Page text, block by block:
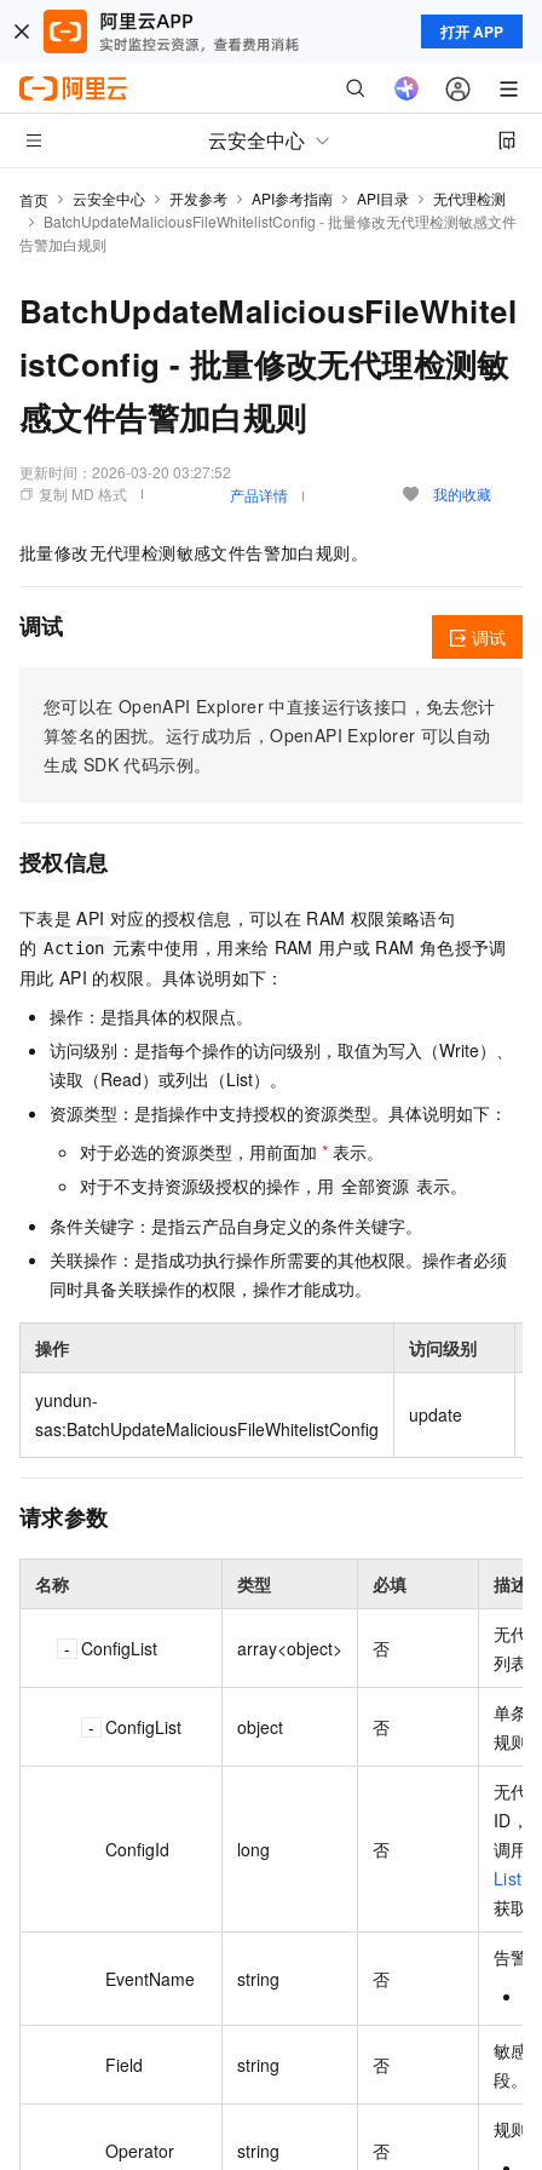
打开 APP
云安全中心
首页 云安全中心 开发参考 API参考指南 API目录
无代理检测
BatchUpdateMaliciousFileWhitelistConfig - 批量修改无代理检测敏感文件
告警加白规则
BatchUpdateMaliciousFileWhitel
istConfig - 批量修改无代理检测敏
感文件告警加白规则
更新时间： 2026-03-20 03:27:52
复制 MD 格式
产品详情 我的收藏
批量修改无代理检测敏感文件告警加白规则。
调试
您可以在 OpenAPI Explorer 中直接运行该接口，免去您计
算签名的困扰。运行成功后，OpenAPI Explorer 可以自动
生成 SDK 代码示例。
调试
授权信息
下表是 API 对应的授权信息，可以在 RAM 权限策略语句
的 Action 元素中使用，用来给 RAM 用户或 RAM 角色授予调
用此 API 的权限。具体说明如下：
操作：是指具体的权限点。
访问级别：是指每个操作的访问级别，取值为写入（Write）、
读取（Read）或列出（List）。
资源类型：是指操作中支持授权的资源类型。具体说明如下：
对于必选的资源类型，用前面加 * 表示。
对于不支持资源级授权的操作，用 全部资源 表示。
条件关键字：是指云产品自身定义的条件关键字。
关联操作：是指成功执行操作所需要的其他权限。操作者必须
同时具备关联操作的权限，操作才能成功。
操作 访问级别
yundun-
sas:BatchUpdateMaliciousFileWhitelistConfig
update
请求参数
名称 类型 必填 描述
ConfigList array<object> 否
无代
列表
ConfigList object 否
单条
规则
ConfigId long 否
无代
ID，
调用
获取
EventName string 否
告警
Field string 否
敏感
段。
Operator string 否
规则